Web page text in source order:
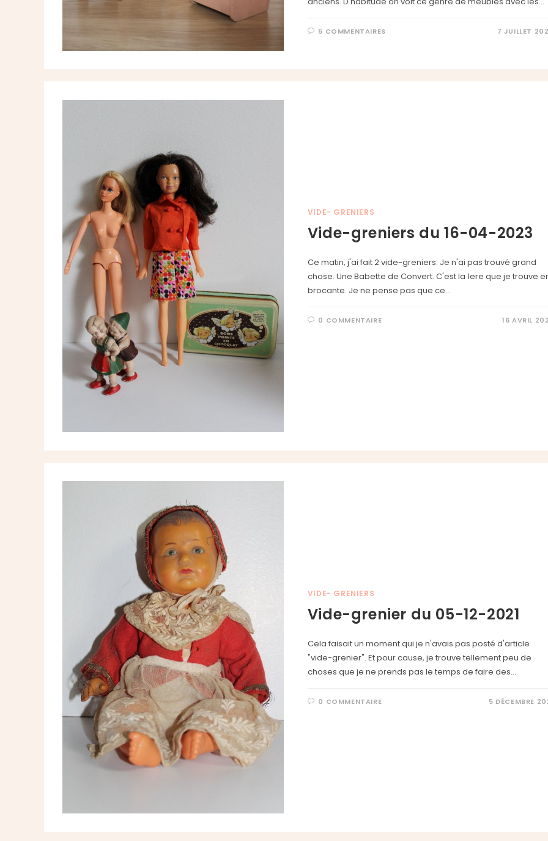
5 COMMENTAIRES 7 JUILLET
VIDE- GRENIERS
Vide-greniers du 16-04-2023
Ce matin, j'ai fait 2 vide-greniers. Je n'ai pas trouvé grand
chose. Une Babette de Convert. C'est la 1ere que je trouve
brocante. Je ne pense pas que ce…
0 COMMENTAIRE 16 AVRIL
VIDE- GRENIERS
Vide-grenier du 05-12-2021
Cela faisait un moment qui je n'avais pas posté d'article
"vide-grenier". Et pour cause, je trouve tellement peu de
choses que je ne prends pas le temps de faire des…
0 COMMENTAIRE 5 DÉCEMBRE